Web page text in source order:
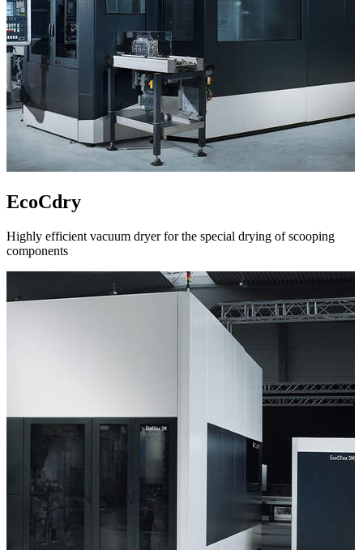
EcoCdry
Highly efficient vacuum dryer for the special drying of scooping
components